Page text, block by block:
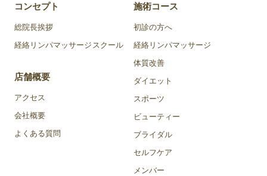
コンセプト
総院長挨拶
経絡リンパマッサージスクール
店舗概要
アクセス
会社概要
よくある質問
施術コース
初診の方へ
経絡リンパマッサージ
体質改善
ダイエット
スポーツ
ビューティー
ブライダル
セルフケア
メンバー